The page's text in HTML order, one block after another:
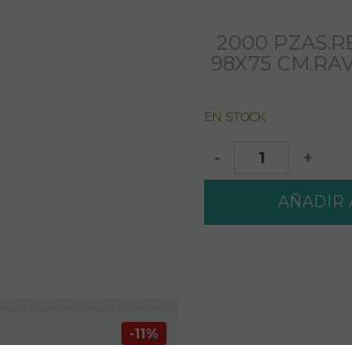
11%
2000
98X75
EN STOCK
- +
AÑADIR